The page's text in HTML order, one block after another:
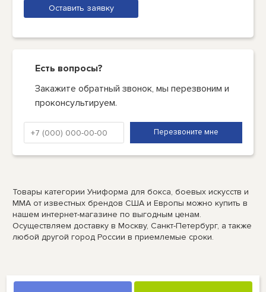
Оставить заявку
Есть вопросы?
Закажите обратный звонок, мы перезвоним и
проконсультируем.
Товары категории Униформа для бокса, боевых искусств и
ММА от известных брендов США и Европы можно купить в
нашем интернет-магазине по выгодным ценам.
Осуществляем доставку в Москву, Санкт-Петербург, а также
любой другой город России в приемлемые сроки.